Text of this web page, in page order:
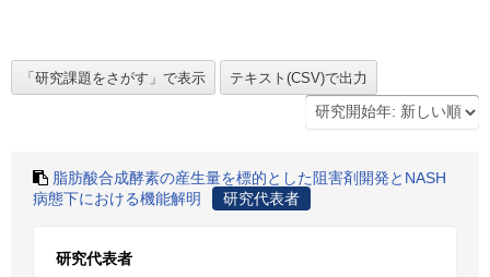
脂肪酸合成酵素の産生量を標的とした阻害剤開発とNASH
病態下における機能解明
研究代表者
研究代表者